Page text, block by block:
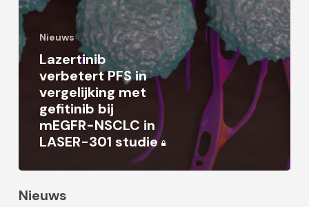
Nieuws
Lazertinib
verbetert PFS in
vergelijking met
gefitinib bij
mEGFR-NSCLC in
LASER-301 studie
Nieuws